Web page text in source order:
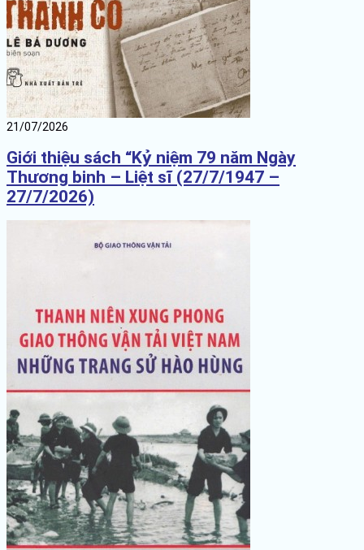
21/07/2026
Giới thiệu sách “Kỷ niệm 79 năm Ngày
Thương binh – Liệt sĩ (27/7/1947 –
27/7/2026)